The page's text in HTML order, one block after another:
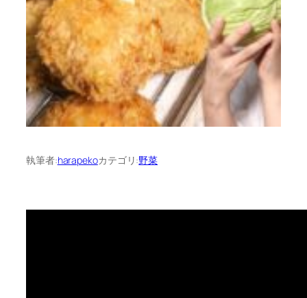
執筆者:harapekoカテゴリ:野菜